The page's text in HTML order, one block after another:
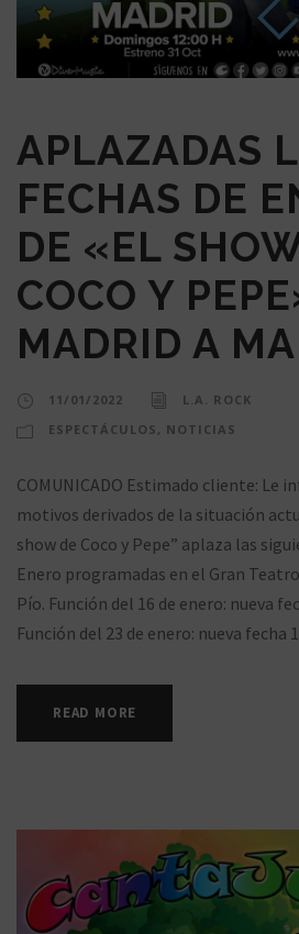
APLAZADAS
FECHAS DE
DE «EL
COCO Y
MADRID A
11/01/2022
L.A. ROCK
ESPECTÁCULOS , NOTICIAS
COMUNICADO Estimado cliente: Le
motivos derivados de la situación
show de Coco y Pepe” aplaza las
Enero programadas en el Gran
Pío. Función del 16 de enero: nueva
Función del 23 de enero: nueva fecha
READ MORE